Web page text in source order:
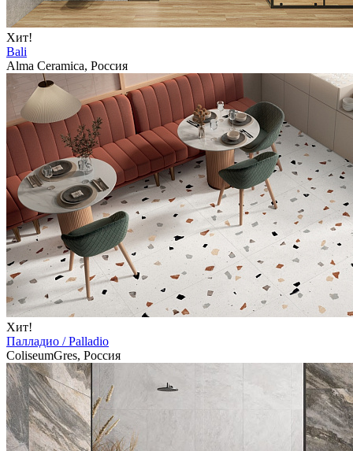
Хит!
Bali
Alma Ceramica, Россия
Хит!
Палладио / Palladio
ColiseumGres, Россия